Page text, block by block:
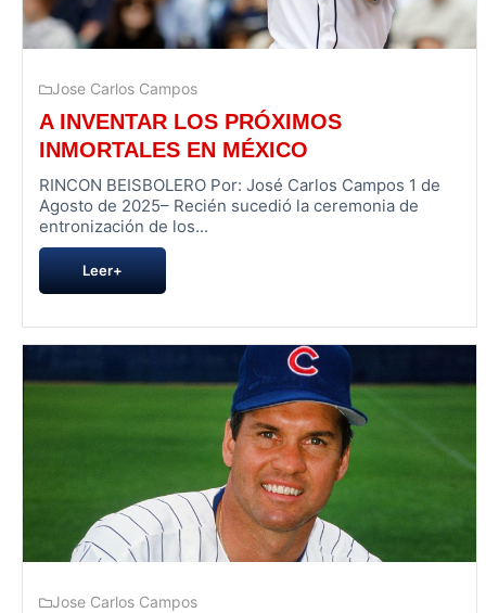
Jose Carlos Campos
A INVENTAR LOS PRÓXIMOS
INMORTALES EN MÉXICO
RINCON BEISBOLERO Por: José Carlos Campos 1 de
Agosto de 2025– Recién sucedió la ceremonia de
entronización de los...
Leer+
Jose Carlos Campos